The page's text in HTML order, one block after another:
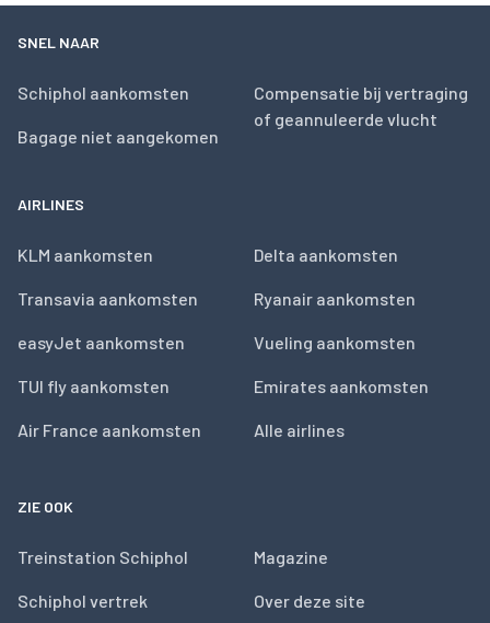
SNEL NAAR
Schiphol aankomsten
Bagage niet aangekomen
Compensatie bij vertraging
of geannuleerde vlucht
AIRLINES
KLM aankomsten
Transavia aankomsten
easyJet aankomsten
TUI fly aankomsten
Air France aankomsten
Delta aankomsten
Ryanair aankomsten
Vueling aankomsten
Emirates aankomsten
Alle airlines
ZIE OOK
Treinstation Schiphol
Schiphol vertrek
Magazine
Over deze site